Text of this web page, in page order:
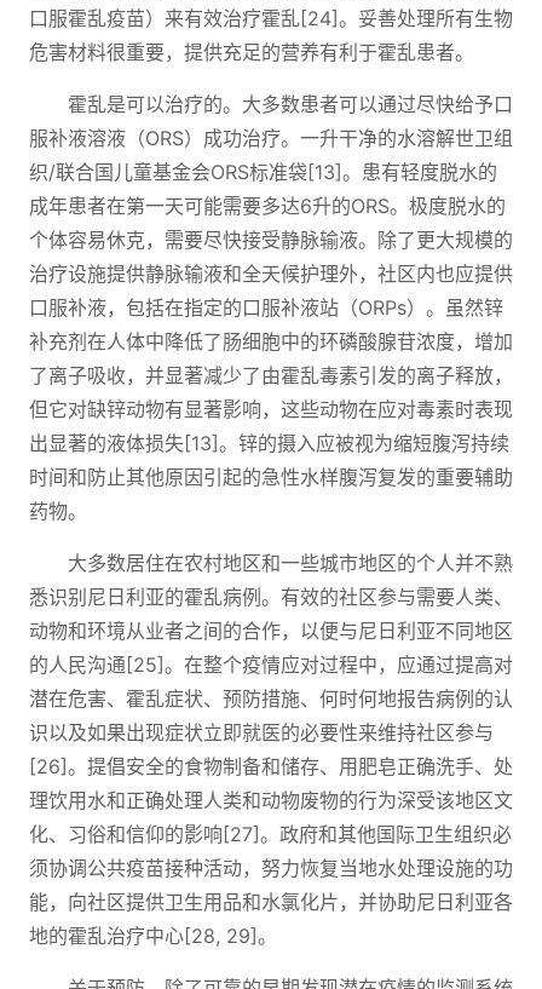
口服霍乱疫苗）来有效治疗霍乱[24]。妥善处理所有生物
危害材料很重要，提供充足的营养有利于霍乱患者。
霍乱是可以治疗的。大多数患者可以通过尽快给予口
服补液溶液（ORS）成功治疗。一升干净的水溶解世卫组
织/联合国儿童基金会ORS标准袋[13]。患有轻度脱水的
成年患者在第一天可能需要多达6升的ORS。极度脱水的
个体容易休克，需要尽快接受静脉输液。除了更大规模的
治疗设施提供静脉输液和全天候护理外，社区内也应提供
口服补液，包括在指定的口服补液站（ORPs）。虽然锌
补充剂在人体中降低了肠细胞中的环磷酸腺苷浓度，增加
了离子吸收，并显著减少了由霍乱毒素引发的离子释放，
但它对缺锌动物有显著影响，这些动物在应对毒素时表现
出显著的液体损失[13]。锌的摄入应被视为缩短腹泻持续
时间和防止其他原因引起的急性水样腹泻复发的重要辅助
药物。
大多数居住在农村地区和一些城市地区的个人并不熟
悉识别尼日利亚的霍乱病例。有效的社区参与需要人类、
动物和环境从业者之间的合作，以便与尼日利亚不同地区
的人民沟通[25]。在整个疫情应对过程中，应通过提高对
潜在危害、霍乱症状、预防措施、何时何地报告病例的认
识以及如果出现症状立即就医的必要性来维持社区参与
[26]。提倡安全的食物制备和储存、用肥皂正确洗手、处
理饮用水和正确处理人类和动物废物的行为深受该地区文
化、习俗和信仰的影响[27]。政府和其他国际卫生组织必
须协调公共疫苗接种活动，努力恢复当地水处理设施的功
能，向社区提供卫生用品和水氯化片，并协助尼日利亚各
地的霍乱治疗中心[28, 29]。